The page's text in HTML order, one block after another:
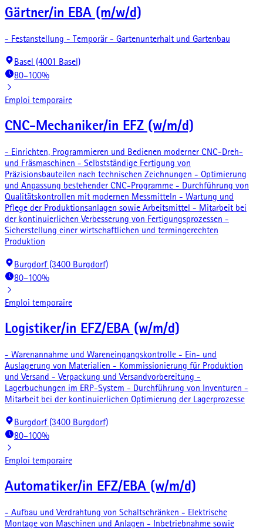
Gärtner/in EBA (m/w/d)
- Festanstellung - Temporär - Gartenunterhalt und Gartenbau
Basel (4001 Basel)
80–100%
Emploi temporaire
CNC-Mechaniker/in EFZ (w/m/d)
- Einrichten, Programmieren und Bedienen moderner CNC-Dreh-
und Fräsmaschinen - Selbstständige Fertigung von
Präzisionsbauteilen nach technischen Zeichnungen - Optimierung
und Anpassung bestehender CNC-Programme - Durchführung von
Qualitätskontrollen mit modernen Messmitteln - Wartung und
Pflege der Produktionsanlagen sowie Arbeitsmittel - Mitarbeit bei
der kontinuierlichen Verbesserung von Fertigungsprozessen -
Sicherstellung einer wirtschaftlichen und termingerechten
Produktion
Burgdorf (3400 Burgdorf)
80–100%
Emploi temporaire
Logistiker/in EFZ/EBA (w/m/d)
- Warenannahme und Wareneingangskontrolle - Ein- und
Auslagerung von Materialien - Kommissionierung für Produktion
und Versand - Verpackung und Versandvorbereitung -
Lagerbuchungen im ERP-System - Durchführung von Inventuren -
Mitarbeit bei der kontinuierlichen Optimierung der Lagerprozesse
Burgdorf (3400 Burgdorf)
80–100%
Emploi temporaire
Automatiker/in EFZ/EBA (w/m/d)
- Aufbau und Verdrahtung von Schaltschränken - Elektrische
Montage von Maschinen und Anlagen - Inbetriebnahme sowie